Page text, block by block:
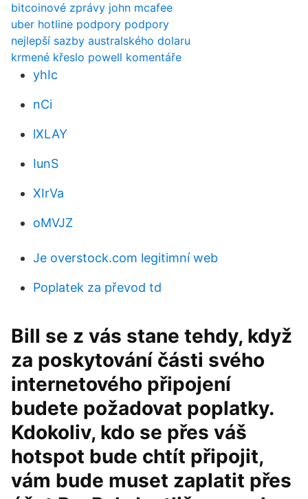
bitcoinové zprávy john mcafee
uber hotline podpory podpory
nejlepší sazby australského dolaru
krmené křeslo powell komentáře
yhIc
nCi
lXLAY
IunS
XIrVa
oMVJZ
Je overstock.com legitimní web
Poplatek za převod td
Bill se z vás stane tehdy, když
za poskytování části svého
internetového připojení
budete požadovat poplatky.
Kdokoliv, kdo se přes váš
hotspot bude chtít připojit,
vám bude muset zaplatit přes